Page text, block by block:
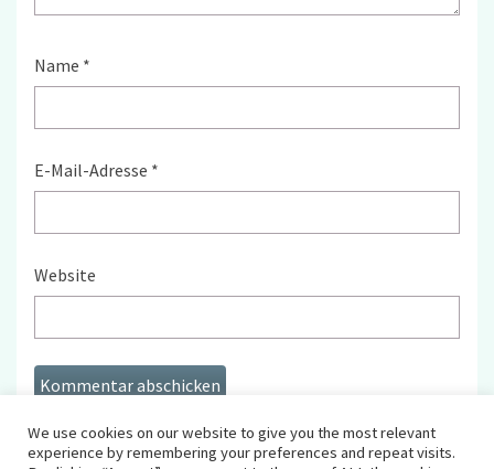
Name *
E-Mail-Adresse *
Website
We use cookies on our website to give you the most relevant
experience by remembering your preferences and repeat visits.